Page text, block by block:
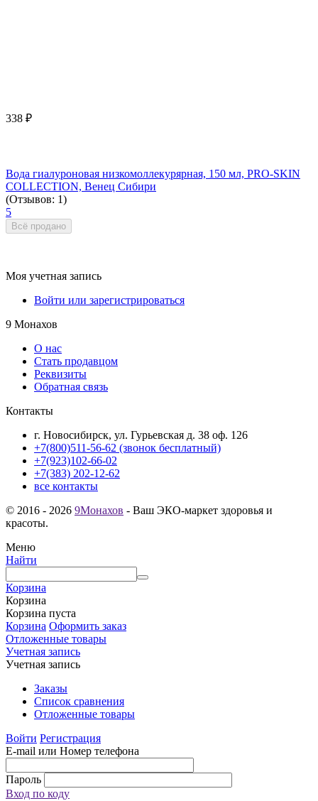
338 ₽
Вода гиалуроновая низкомоллекурярная, 150 мл, PRO-SKIN
COLLECTION, Венец Сибири
(Отзывов: 1)
5
Всё продано
Моя учетная запись
Войти или зарегистрироваться
9 Монахов
О нас
Стать продавцом
Реквизиты
Обратная связь
Контакты
г. Новосибирск, ул. Гурьевская д. 38 оф. 126
+7(800)511-56-62 (звонок бесплатный)
+7(923)102-66-02
+7(383) 202-12-62
все контакты
© 2016 - 2026 9Монахов - Ваш ЭКО-маркет здоровья и
красоты.
Меню
Найти
Корзина
Корзина
Корзина пуста
Корзина Оформить заказ
Отложенные товары
Учетная запись
Учетная запись
Заказы
Список сравнения
Отложенные товары
Войти Регистрация
E-mail или Номер телефона
Пароль
Вход по коду